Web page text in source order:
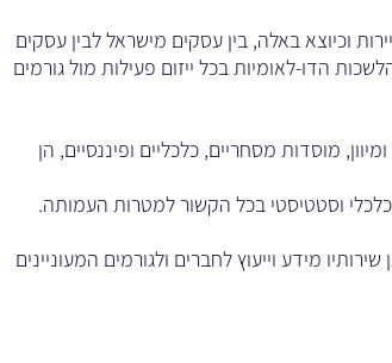
וכיוצא באלה, בין עסקים מישראל לבין עסקים
הדו-לאומיות בכל ייזום פעילות מול גורמים
מוסדות מסחריים, כלכליים ופיננסיים, הן
כלכלי וסטטיסטי בכל הקשור למטרות העמותה.
מידע וייעוץ לחברים ולגורמים המעוניינים